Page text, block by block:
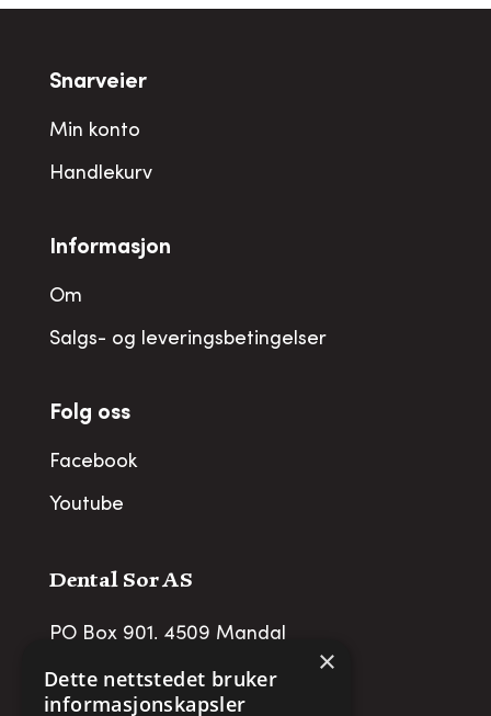
Snarveier
Min konto
Handlekurv
Informasjon
Om
Salgs- og leveringsbetingelser
Folg oss
Facebook
Youtube
Dental Sor AS
PO Box 901, 4509 Mandal
post@dentalsor.no
×
Dette nettstedet bruker
informasjonskapsler